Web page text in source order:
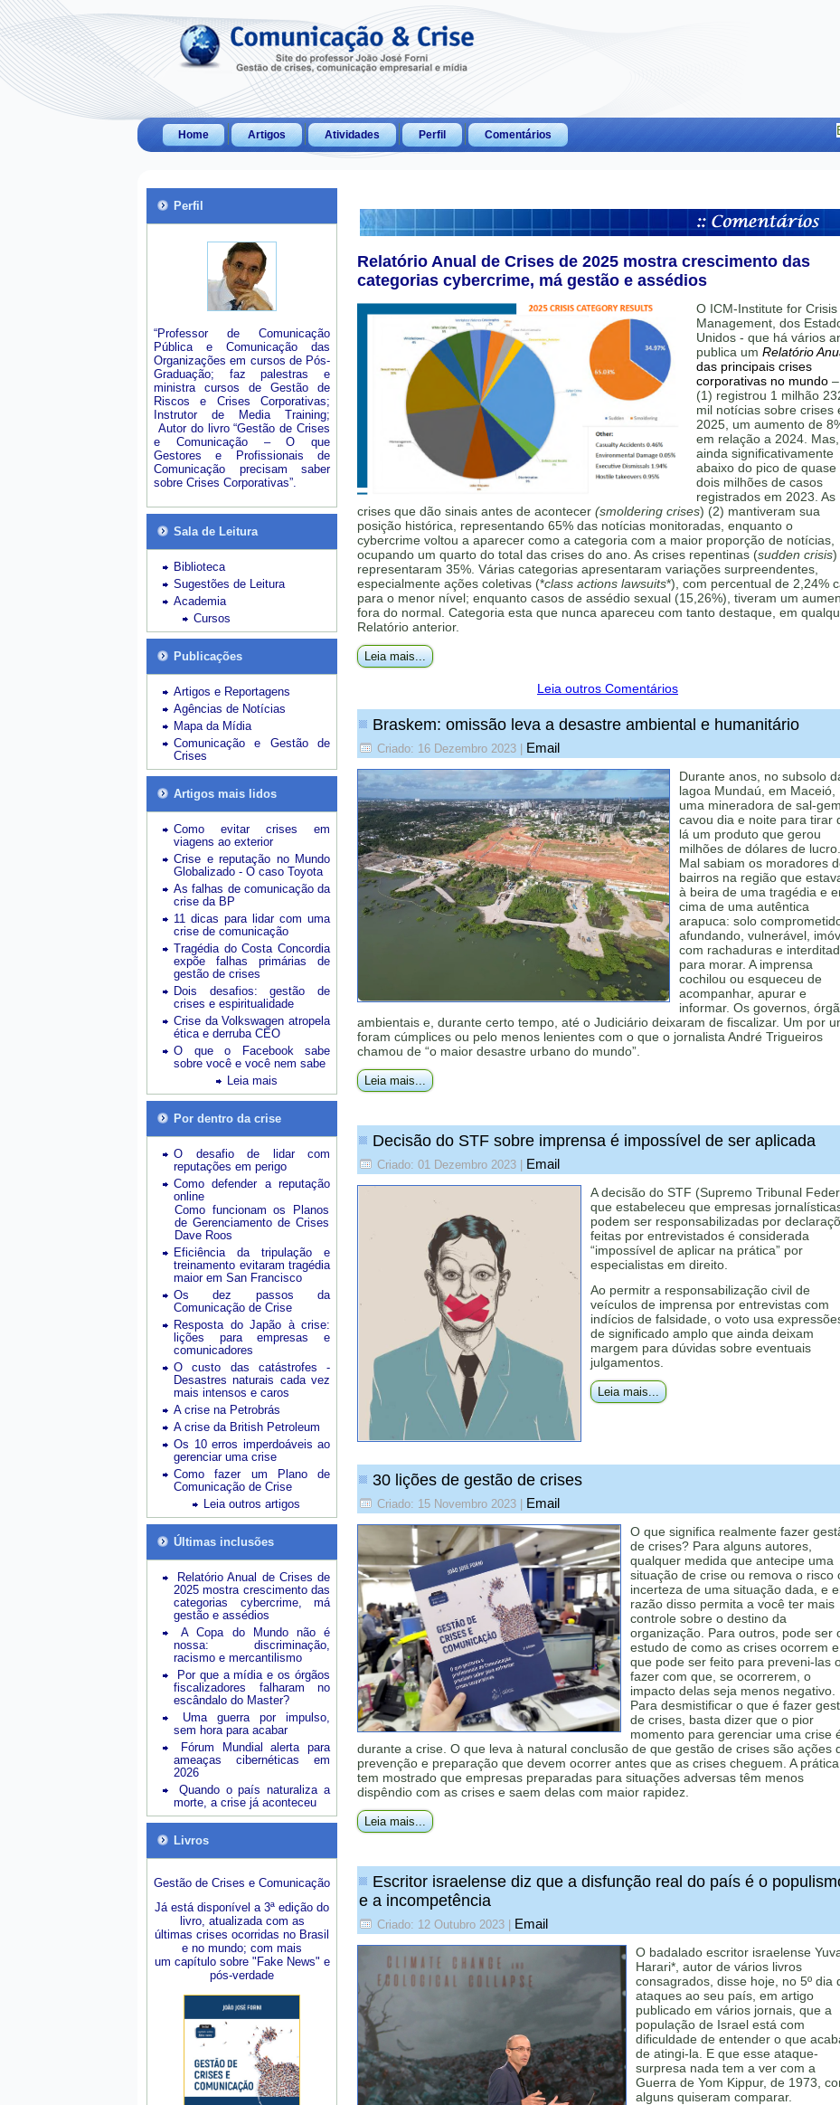
Home Artigos Atividades Perfil Comentários
Perfil
“Professor de Comunicação
Pública e Comunicação das
Organizações em cursos de Pós-
Graduação; faz palestras e
ministra cursos de Gestão de
Riscos e Crises Corporativas;
Instrutor de Media Training;
Autor do livro “Gestão de Crises
e Comunicação – O que
Gestores e Profissionais de
Comunicação precisam saber
sobre Crises Corporativas”.
Sala de Leitura
Biblioteca
Sugestões de Leitura
Academia
Cursos
Publicações
Artigos e Reportagens
Agências de Notícias
Mapa da Mídia
Comunicação e Gestão de
Crises
Artigos mais lidos
Como evitar crises em
viagens ao exterior
Crise e reputação no Mundo
Globalizado - O caso Toyota
As falhas de comunicação da
crise da BP
11 dicas para lidar com uma
crise de comunicação
Tragédia do Costa Concordia
expõe falhas primárias de
gestão de crises
Dois desafios: gestão de
crises e espiritualidade
Crise da Volkswagen atropela
ética e derruba CEO
O que o Facebook sabe
sobre você e você nem sabe
Leia mais
Por dentro da crise
O desafio de lidar com
reputações em perigo
Como defender a reputação
online
Como funcionam os Planos
de Gerenciamento de Crises
Dave Roos
Eficiência da tripulação e
treinamento evitaram tragédia
maior em San Francisco
Os dez passos da
Comunicação de Crise
Resposta do Japão à crise:
lições para empresas e
comunicadores
O custo das catástrofes -
Desastres naturais cada vez
mais intensos e caros
A crise na Petrobrás
A crise da British Petroleum
Os 10 erros imperdoáveis ao
gerenciar uma crise
Como fazer um Plano de
Comunicação de Crise
Leia outros artigos
Últimas inclusões
Relatório Anual de Crises de
2025 mostra crescimento das
categorias cybercrime, má
gestão e assédios
A Copa do Mundo não é
nossa: discriminação,
racismo e mercantilismo
Por que a mídia e os órgãos
fiscalizadores falharam no
escândalo do Master?
Uma guerra por impulso,
sem hora para acabar
Fórum Mundial alerta para
ameaças cibernéticas em
2026
Quando o país naturaliza a
morte, a crise já aconteceu
Livros
Gestão de Crises e Comunicação
Já está disponível a 3ª edição do
livro, atualizada com as
últimas crises ocorridas no Brasil
e no mundo; com mais
um capítulo sobre "Fake News" e
pós-verdade
Relatório Anual de Crises de 2025 mostra crescimento das
categorias cybercrime, má gestão e assédios
O ICM-Institute for Crisis
Management, dos
Unidos - que há vários
publica um Relatório
das principais crises
corporativas no mundo –
(1) registrou 1 milhão
mil notícias sobre crises
2025, um aumento de
em relação a 2024. Mas,
ainda significativamente
abaixo do pico de quase
dois milhões de casos
registrados em 2023. As
crises que dão sinais antes de acontecer (smoldering crises) (2) mantiveram sua
posição histórica, representando 65% das notícias monitoradas, enquanto o
cybercrime voltou a aparecer como a categoria com a maior proporção de notícias,
ocupando um quarto do total das crises do ano. As crises repentinas (sudden crisis)
representaram 35%. Várias categorias apresentaram variações surpreendentes,
especialmente ações coletivas (*class actions lawsuits*), com percentual de 2,24%
para o menor nível; enquanto casos de assédio sexual (15,26%), tiveram um
fora do normal. Categoria esta que nunca apareceu com tanto destaque, em
Relatório anterior.
Leia mais...
Leia outros Comentários
Braskem: omissão leva a desastre ambiental e humanitário
Criado: 16 Dezembro 2023 Email
Durante anos, no subsolo
lagoa Mundaú, em Maceió,
uma mineradora de sal-
cavou dia e noite para tirar
lá um produto que gerou
milhões de dólares de lucro.
Mal sabiam os moradores
bairros na região que
à beira de uma tragédia e
cima de uma autêntica
arapuca: solo
afundando, vulnerável,
com rachaduras e
para morar. A imprensa
cochilou ou esqueceu de
acompanhar, apurar e
informar. Os governos,
ambientais e, durante certo tempo, até o Judiciário deixaram de fiscalizar. Um por
foram cúmplices ou pelo menos lenientes com o que o jornalista André Trigueiros
chamou de “o maior desastre urbano do mundo”.
Leia mais...
Decisão do STF sobre imprensa é impossível de ser aplicada
Criado: 01 Dezembro 2023 Email
A decisão do STF (Supremo Tribunal
que estabeleceu que empresas
podem ser responsabilizadas por
feitas por entrevistados é considerada
“impossível de aplicar na prática” por
especialistas em direito.
Ao permitr a responsabilização civil de
veículos de imprensa por entrevistas com
indícios de falsidade, o voto usa
de significado amplo que ainda deixam
margem para dúvidas sobre eventuais
julgamentos.
Leia mais...
30 lições de gestão de crises
Criado: 15 Novembro 2023 Email
O que significa realmente fazer
de crises? Para alguns autores,
qualquer medida que antecipe uma
situação de crise ou remova o risco
incerteza de uma situação dada, e
razão disso permita a você ter mais
controle sobre o destino da
organização. Para outros, pode ser
estudo de como as crises ocorrem
que pode ser feito para preveni-las
fazer com que, se ocorrerem, o
impacto delas seja menos negativo.
Para desmistificar o que é fazer
de crises, basta dizer que o pior
momento para gerenciar uma crise
durante a crise. O que leva à natural conclusão de que gestão de crises são ações
prevenção e preparação que devem ocorrer antes que as crises cheguem. A prática
tem mostrado que empresas preparadas para situações adversas têm menos
dispêndio com as crises e saem delas com maior rapidez.
Leia mais...
Escritor israelense diz que a disfunção real do país é o
e a incompetência
Criado: 12 Outubro 2023 Email
O badalado escritor israelense
Harari*, autor de vários livros
consagrados, disse hoje, no 5º dia
ataques ao seu país, em artigo
publicado em vários jornais, que a
população de Israel está com
dificuldade de entender o que
de atingi-la. E que esse ataque-
surpresa nada tem a ver com a
Guerra de Yom Kippur, de 1973,
alguns quiseram comparar.